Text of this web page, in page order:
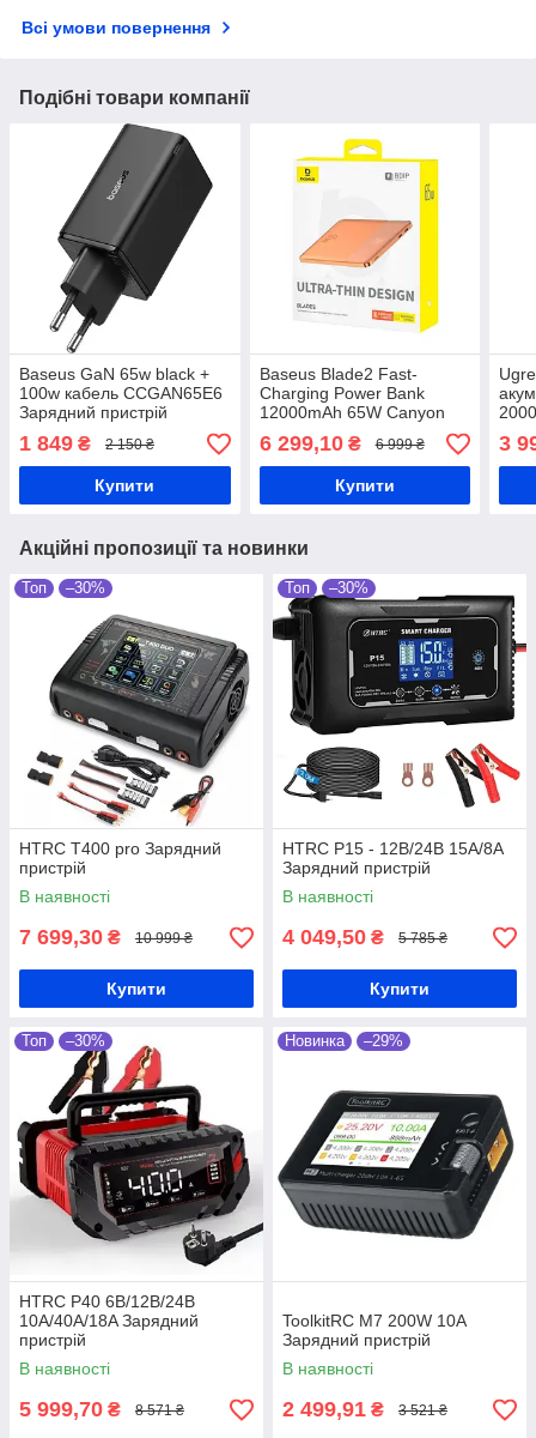
Всі умови повернення
Подібні товари компанії
Baseus GaN 65w black +
100w кабель CCGAN65E6
Зарядний пристрій
1 849 ₴ 2 150 ₴
Купити
Baseus Blade2 Fast-
Charging Power Bank
12000mAh 65W Canyon
Coral Зовнішній
акумулятор
6 299,10₴ 6 999 ₴
Купити
3
Акційні пропозиції та новинки
Топ –30%
HTRC T400 pro Зарядний
пристрій
В наявності
7 699,30 ₴ 10 999 ₴
Купити
Топ –30%
HTRC P15 - 12В/24В 15А/8А
Зарядний пристрій
В наявності
4 049,50 ₴ 5 785 ₴
Купити
Топ –30%
HTRC P40 6B/12В/24В
10А/40А/18A Зарядний
пристрій
В наявності
5 999,70 ₴ 8 571 ₴
Новинка –29%
ToolkitRC M7 200W 10A
Зарядний пристрій
В наявності
2 499,91 ₴ 3 521 ₴